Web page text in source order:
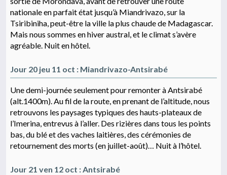
nationale en parfait état jusqu’à Miandrivazo, sur la
Tsiribiniha, peut-être la ville la plus chaude de Madagascar.
Mais nous sommes en hiver austral, et le climat s’avère
agréable. Nuit en hôtel.
Jour 20 jeu 11 oct : Miandrivazo-Antsirabé
Une demi-journée seulement pour remonter à Antsirabé
(alt.1400m). Au fil de la route, en prenant de l’altitude, nous
retrouvons les paysages typiques des hauts-plateaux de
l’Imerina, entrevus à l’aller. Des rizières dans tous les points
bas, du blé et des vaches laitières, des cérémonies de
retournement des morts (en juillet-août)… Nuit à l’hôtel.
Jour 21 ven 12 oct : Antsirabé